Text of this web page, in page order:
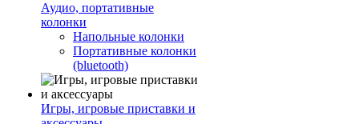
Аудио, портативные
колонки
Напольные колонки
Портативные колонки
(bluetooth)
Игры, игровые приставки и